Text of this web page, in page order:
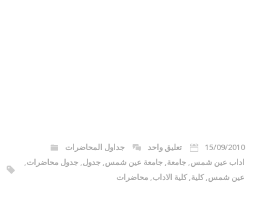
15/09/2010 تعليق واحد
جداول المحاضرات
اداب عين شمس,جامعة,جامعة عين شمس,جدول,جدول محاضرات,
عين شمس,كلية,كلية الاداب,محاضرات